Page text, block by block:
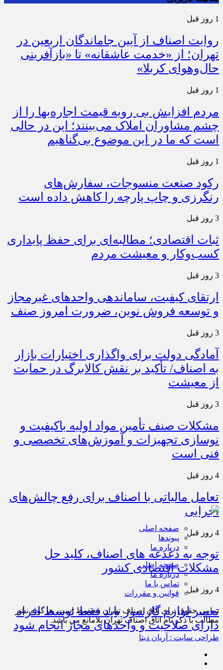
1 روز قبل
روایت اصناف از آیین جاماندگان اربعین در
تهران؛ از «خدمت عاشقانه» تا «بازآفرینی
حال‌وهوای کربلا»
1 روز قبل
مردم افزایش بی رویه قیمت اجاره‌بها را از
چشم مشاوران املاک می‌بینند؛ این در حالی
است که ما در این موضوع بی‌گناهیم
1 روز قبل
رکود صنعت منسوجات، سفارش‌های
رنگرزی و چاپ پارچه را کاهش داده است
3 روز قبل
ثبات اقتصادی؛ مطالبه‌ای برای حفظ پایداری
کسب‌وکار و معیشت مردم
3 روز قبل
ارتقای کیفیت، ساماندهی واحدهای غیرمجاز
و توسعه فروش نوین، ضرورت امروز صنف
3 روز قبل
آمادگی دولت برای واگذاری اختیارات بازار
به اصناف/ تأکید بر نقش کالابرگ در حمایت
از معیشت
3 روز قبل
مشکلات صنف تأمین مواد اولیه باکیفیت و
نوسازی تجهیزات و آموزش‌های تخصصی و
فنی است
4 روز قبل
تعامل مالیاتی با اصناف برای رفع چالش‌های
اجرایی
4 روز قبل
توجه به دغدغه های اصناف، کلید حل
مشکلات اقتصادی کشور
4 روز قبل
تعمیر لوازم گازسوز باید فقط توسط افراد
دارای صلاحیت و واحدهای مجاز انجام شود
صفحه اصلی
پیوندها
درباره ما
صفحه اصلی
درباره ما
تماس با ما
قوانین و مقررات
تمامی حقوق برای اتاق اصناف تهران محفوظ است. هرگونه نشر
مطالب با ذكر نام اتاق اصناف تهران بلامانع مي باشد.
طراحی سایت : آریان دیتا